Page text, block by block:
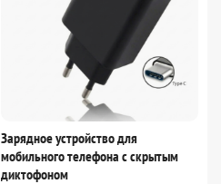
Зарядное устройство для
мобильного телефона с скрытым
диктофоном